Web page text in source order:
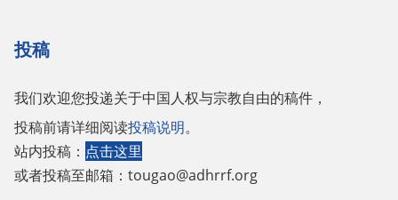
投稿
我们欢迎您投递关于中国人权与宗教自由的稿件，
投稿前请详细阅读投稿说明。
站内投稿： 点击这里
或者投稿至邮箱： tougao@adhrrf.org